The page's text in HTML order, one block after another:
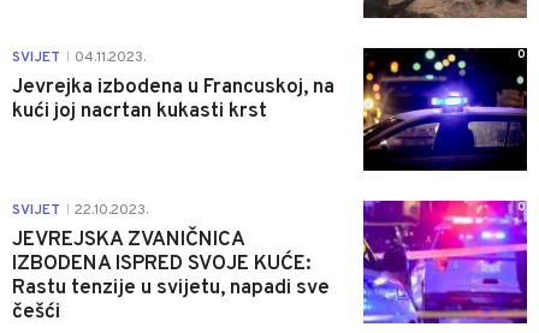
SVIJET 04.11.2023.
Jevrejka izbodena u Francuskoj, na
kući joj nacrtan kukasti krst
0
SVIJET 22.10.2023.
JEVREJSKA ZVANIČNICA
IZBODENA ISPRED SVOJE KUĆE:
Rastu tenzije u svijetu, napadi sve
češći
0